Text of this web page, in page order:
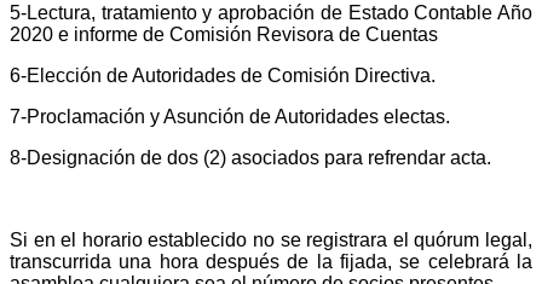
5-Lectura, tratamiento y aprobación de Estado Contable Año
2020 e informe de Comisión Revisora de Cuentas
6-Elección de Autoridades de Comisión Directiva.
7-Proclamación y Asunción de Autoridades electas.
8-Designación de dos (2) asociados para refrendar acta.
Si en el horario establecido no se registrara el quórum legal,
transcurrida una hora después de la fijada, se celebrará la